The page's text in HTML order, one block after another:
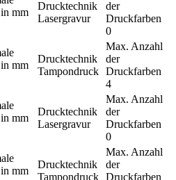
mm
Drucktechnik
Lasergravur
der
Druckfarben
0
mm
Drucktechnik
Tampondruck
Max. Anzahl
der
Druckfarben
4
mm
Drucktechnik
Lasergravur
Max. Anzahl
der
Druckfarben
0
mm
Drucktechnik
Tampondruck
Max. Anzahl
der
Druckfarben